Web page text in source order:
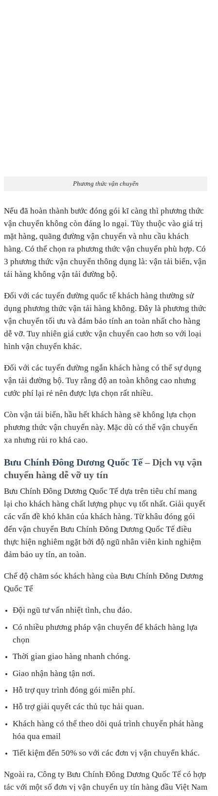
Phương thức vận chuyển
Nếu đã hoàn thành bước đóng gói kĩ càng thì phương thức
vận chuyển không còn đáng lo ngại. Tùy thuộc vào giá trị
mặt hàng, quãng đường vận chuyển và nhu cầu khách
hàng. Có thể chọn ra phương thức vận chuyển phù hợp. Có
3 phương thức vận chuyển thông dụng là: vận tải biển, vận
tải hàng không vận tải đường bộ.
Đối với các tuyến đường quốc tế khách hàng thường sử
dụng phương thức vận tải hàng không. Đây là phương thức
vận chuyển tối ưu và đảm bảo tính an toàn nhất cho hàng
dễ vỡ. Tuy nhiên giá cước vận chuyển cao hơn so với loại
hình vận chuyển khác.
Đối với các tuyến đường ngắn khách hàng có thể sự dụng
vận tải đường bộ. Tuy rằng độ an toàn không cao nhưng
cước phí lại rẻ nên được lựa chọn rất nhiều.
Còn vận tải biển, hầu hết khách hàng sẽ không lựa chọn
phương thức vận chuyển này. Mặc dù có thể vận chuyển
xa nhưng rủi ro khá cao.
Bưu Chính Đông Dương Quốc Tế– Dịch vụ vận
chuyển hàng dễ vỡ uy tín
Bưu Chính Đông Dương Quốc Tế dựa trên tiêu chí mang
lại cho khách hàng chất lượng phục vụ tốt nhất. Giải quyết
các vấn đề khó khăn của khách hàng. Từ khâu đóng gói
đến vận chuyển Bưu Chính Đông Dương Quốc Tế điều
thực hiện nghiêm ngặt bởi độ ngũ nhân viên kinh nghiệm
đảm bảo uy tín, an toàn.
Chế độ chăm sóc khách hàng của Bưu Chính Đông Dương
Quốc Tế
Đội ngũ tư vấn nhiệt tình, chu đáo.
Có nhiều phương pháp vận chuyển để khách hàng lựa
chọn
Thời gian giao hàng nhanh chóng.
Giao nhận hàng tận nơi.
Hỗ trợ quy trình đóng gói miễn phí.
Hỗ trợ giải quyết các thủ tục hải quan.
Khách hàng có thể theo dõi quá trình chuyển phát hàng
hóa qua email
Tiết kiệm đến 50% so với các đơn vị vận chuyển khác.
Ngoài ra, Công ty Bưu Chính Đông Dương Quốc Tế có hợp
tác với một số đơn vị vận chuyển uy tín hàng đầu Việt Nam